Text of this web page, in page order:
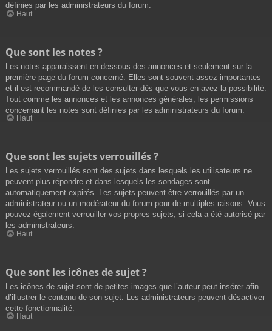
définies par les administrateurs du forum.
Haut
Que sont les notes ?
Les notes apparaissent en dessous des annonces et seulement sur la
première page du forum concerné. Elles sont souvent assez importantes
et il est recommandé de les consulter dès que vous en avez la possibilité.
Tout comme les annonces et les annonces générales, les permissions
concernant les notes sont définies par les administrateurs du forum.
Haut
Que sont les sujets verrouillés ?
Les sujets verrouillés sont des sujets dans lesquels les utilisateurs ne
peuvent plus répondre et dans lesquels les sondages sont
automatiquement expirés. Les sujets peuvent être verrouillés par un
administrateur ou un modérateur du forum pour de multiples raisons. Vous
pouvez également verrouiller vos propres sujets, si cela a été autorisé par
les administrateurs.
Haut
Que sont les icônes de sujet ?
Les icônes de sujet sont de petites images que l’auteur peut insérer afin
d’illustrer le contenu de son sujet. Les administrateurs peuvent désactiver
cette fonctionnalité.
Haut